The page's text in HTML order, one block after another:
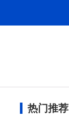
热门推荐